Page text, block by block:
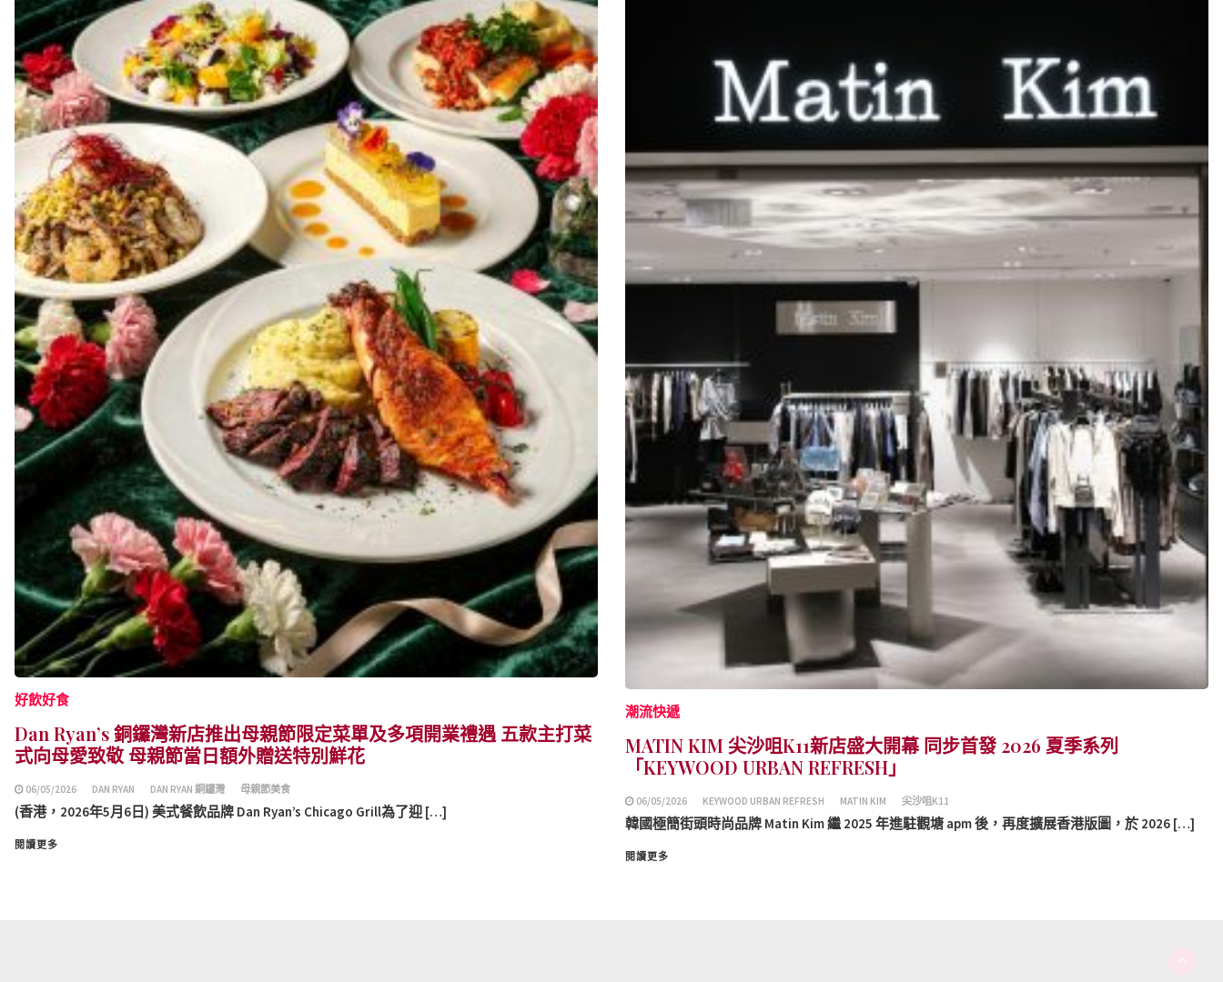
好飲好食
Dan Ryan’s 銅鑼灣新店推出母親節限定菜單及多項開業禮遇 五款主打菜
式向母愛致敬 母親節當日額外贈送特別鮮花
06/05/2026 DAN RYAN DAN RYAN 銅鑼灣 母親節美食
(香港，2026年5月6日) 美式餐飲品牌 Dan Ryan’s Chicago Grill為了迎 […]
閱讀更多
潮流快遞
MATIN KIM 尖沙咀K11新店盛大開幕 同步首發 2026 夏季系列
「KEYWOOD URBAN REFRESH」
06/05/2026 KEYWOOD URBAN REFRESH MATIN KIM 尖沙咀K11
韓國極簡街頭時尚品牌 Matin Kim 繼 2025 年進駐觀塘 apm 後，再度擴展香港版圖，於 2026 […]
閱讀更多